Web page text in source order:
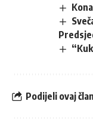
Podijeli ovaj